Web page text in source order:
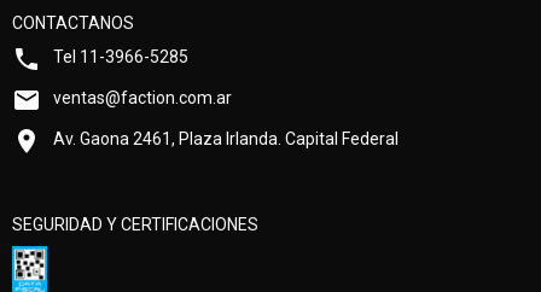
CONTACTANOS
Tel 11-3966-5285
ventas@faction.com.ar
Av. Gaona 2461, Plaza Irlanda. Capital Federal
SEGURIDAD Y CERTIFICACIONES